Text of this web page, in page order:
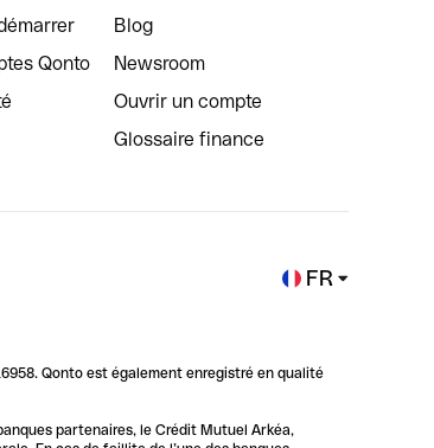
Qonto
Blog
Newsroom
Ouvrir un compte
Glossaire finance
FR
Qonto est également enregistré en qualité
partenaires, le Crédit Mutuel Arkéa,